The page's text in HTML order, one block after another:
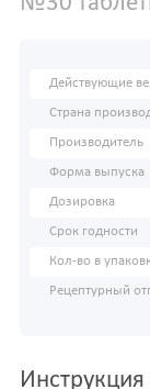
Действующие
Страна
Производитель
Форма выпуска
Дозировка
Срок годности
Кол-во в
Рецептурный